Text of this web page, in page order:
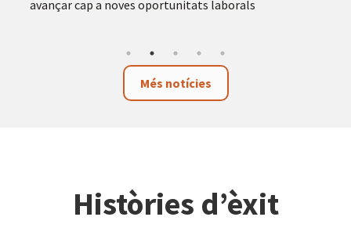
avançar cap a noves oportunitats laborals
Més notícies
Històries d’èxit